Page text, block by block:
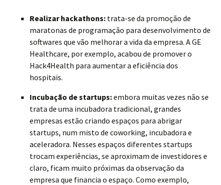
Realizar hackathons: trata-se da promoção de
maratonas de programação para desenvolvimento de
softwares que vão melhorar a vida da empresa. A GE
Healthcare, por exemplo, acabou de promover o
Hack4Health para aumentar a eficiência dos
hospitais.
Incubação de startups:embora muitas vezes não se
trata de uma incubadora tradicional, grandes
empresas estão criando espaços para abrigar
startups, num misto de coworking, incubadora e
aceleradora. Nesses espaços diferentes startups
trocam experiências, se aproximam de investidores e
claro, ficam muito próximas da observação da
empresa que financia o espaço. Como exemplo,